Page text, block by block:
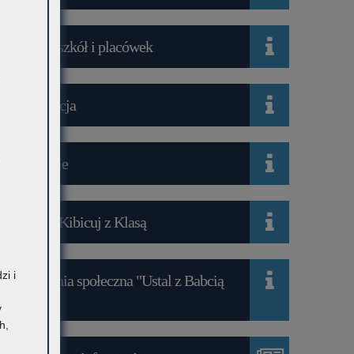
Wykaz szkół i placówek
Rekrutacja
Mediacje
Projekt Kibicuj z Klasą
Kampania społeczna "Ustal z Babcią
i